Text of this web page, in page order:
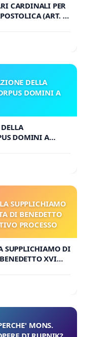
CARDINALI PER
(ART. 3
DELLA
DOMINI A
DOMINI A
SUPPLICHIAMO
DI BENEDETTO
PROCESSO
SUPPLICHIAMO DI
XVI
MONS.